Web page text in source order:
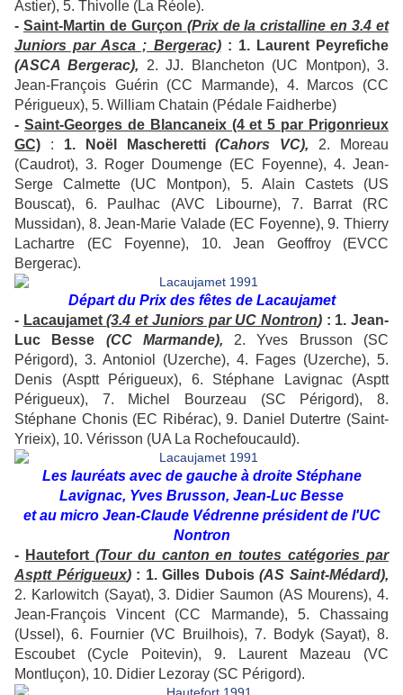
Astier), 5. Thivolle (La Réole).
- Saint-Martin de Gurçon (Prix de la cristalline en 3.4 et
Juniors par Asca ; Bergerac): 1. Laurent Peyrefiche
(ASCA Bergerac), 2. JJ. Blancheton (UC Montpon), 3.
Jean-François Guérin (CC Marmande), 4. Marcos (CC
Périgueux), 5. William Chatain (Pédale Faidherbe)
- Saint-Georges de Blancaneix (4 et 5 par Prigonrieux
GC) : 1. Noël Mascheretti(Cahors VC), 2. Moreau
(Caudrot), 3. Roger Doumenge (EC Foyenne), 4. Jean-
Serge Calmette (UC Montpon), 5. Alain Castets (US
Bouscat), 6. Paulhac (AVC Libourne), 7. Barrat (RC
Mussidan), 8. Jean-Marie Valade (EC Foyenne), 9. Thierry
Lachartre (EC Foyenne), 10. Jean Geoffroy (EVCC
Bergerac).
Départ du Prix des fêtes de Lacaujamet
- Lacaujamet(3.4 et Juniors par UC Nontron): 1. Jean-
Luc Besse (CC Marmande), 2. Yves Brusson (SC
Périgord), 3. Antoniol (Uzerche), 4. Fages (Uzerche), 5.
Denis (Asptt Périgueux), 6. Stéphane Lavignac (Asptt
Périgueux), 7. Michel Bourzeau (SC Périgord), 8.
Stéphane Chonis (EC Ribérac), 9. Daniel Dutertre (Saint-
Yrieix), 10. Vérisson (UA La Rochefoucauld).
Les lauréats avec de gauche à droite Stéphane
Lavignac, Yves Brusson, Jean-Luc Besse
et au micro Jean-Claude Védrenne président de l'UC
Nontron
- Hautefort (Tour du canton en toutes catégories par
Asptt Périgueux): 1. Gilles Dubois(AS Saint-Médard),
2. Karlowitch (Sayat), 3. Didier Saumon (AS Mourens), 4.
Jean-François Vincent (CC Marmande), 5. Chassaing
(Ussel), 6. Fournier (VC Bruilhois), 7. Bodyk (Sayat), 8.
Escoubet (Cycle Poitevin), 9. Laurent Mazeau (VC
Montluçon), 10. Didier Lezoray (SC Périgord).